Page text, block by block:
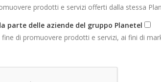
prodotti e servizi offerti dalla stessa
delle aziende del gruppo Planetel
di promuovere prodotti e servizi, ai fini di